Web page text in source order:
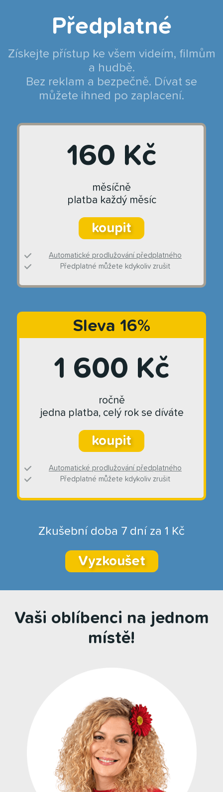
Předplatné
Získejte přístup ke všem videím, filmům
a hudbě.
Bez reklam a bezpečně. Dívat se
můžete ihned po zaplacení.
160 Kč
měsíčně
platba každý měsíc
koupit
Automatické prodlužování předplatného
Předplatné můžete kdykoliv zrušit
Sleva 16%
1 600 Kč
ročně
jedna platba, celý rok se díváte
koupit
Automatické prodlužování předplatného
Předplatné můžete kdykoliv zrušit
Zkušební doba 7 dní za 1 Kč
Vyzkoušet
Vaši oblíbenci na jednom
místě!